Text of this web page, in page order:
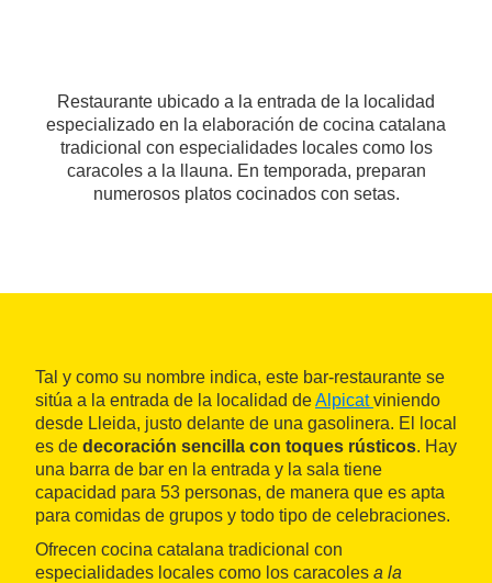
Restaurante ubicado a la entrada de la localidad
especializado en la elaboración de cocina catalana
tradicional con especialidades locales como los
caracoles a la llauna. En temporada, preparan
numerosos platos cocinados con setas.
Tal y como su nombre indica, este bar-restaurante se
sitúa a la entrada de la localidad deAlpicatviniendo
desde Lleida, justo delante de una gasolinera. El local
es de decoración sencilla con toques rústicos. Hay
una barra de bar en la entrada y la sala tiene
capacidad para 53 personas, de manera que es apta
para comidas de grupos y todo tipo de celebraciones.
Ofrecen cocina catalana tradicional con
especialidades locales como los caracoles a la